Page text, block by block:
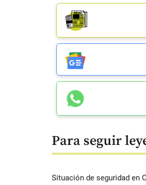
Para seguir
Situación de seguridad en